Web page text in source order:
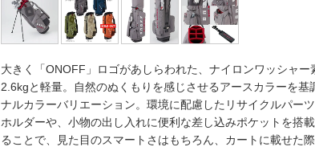
大きく「ONOFF」ロゴがあしらわれた、ナイロンワッシャ
2.6kgと軽量。自然のぬくもりを感じさせるアースカラーを
ナルカラーバリエーション。環境に配慮したリサイクルパー
ホルダーや、小物の出し入れに便利な差し込みポケットを搭
ることで、見た目のスマートさはもちろん、カートに載せた